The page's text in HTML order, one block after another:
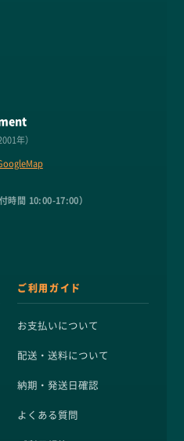
年）
付時間 10:00-17:00）
ご利用ガイド
お支払いについて
配送・送料について
納期・発送日確認
よくある質問